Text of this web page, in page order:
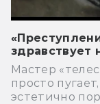
здравствует
Мастер
просто
эстетично